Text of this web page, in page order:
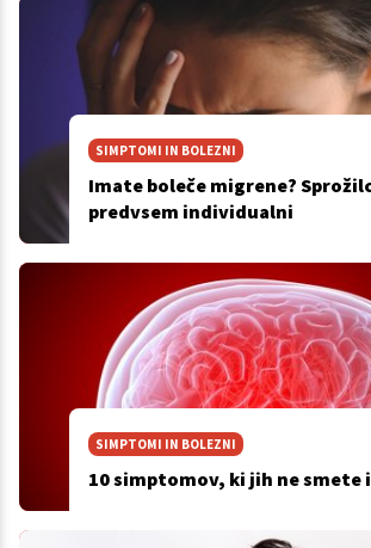
SIMPTOMI IN BOLEZNI
Imate boleče migrene?
predvsem individualni
SIMPTOMI IN BOLEZNI
10 simptomov, ki jih ne